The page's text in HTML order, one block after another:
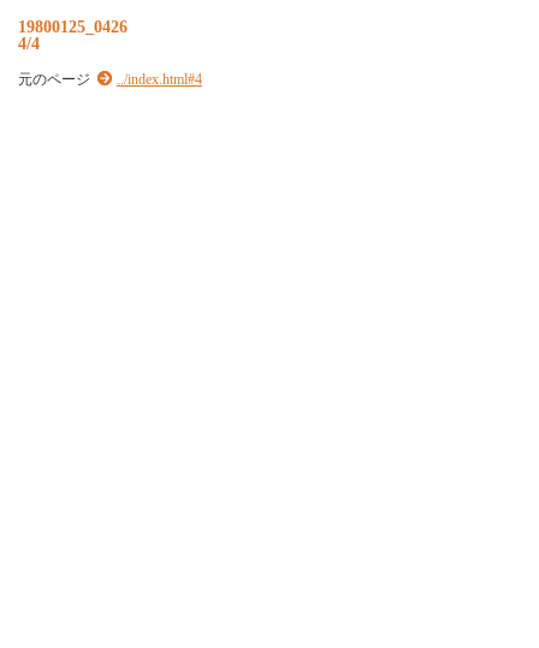
19800125_0426
4/4
元のページ ../index.html#4